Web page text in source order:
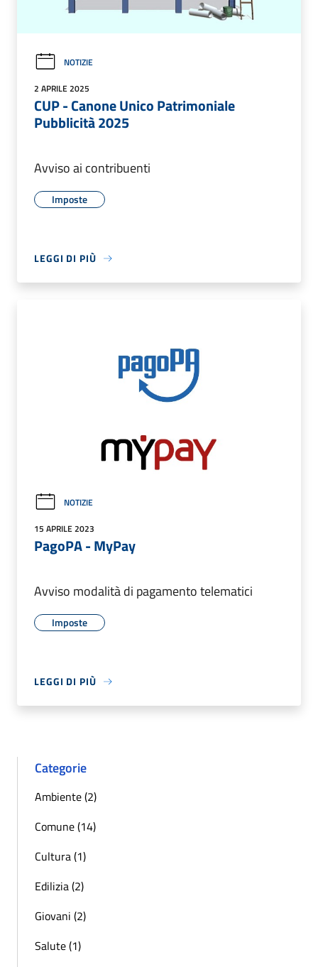
NOTIZIE
2 APRILE 2025
CUP - Canone Unico Patrimoniale
Pubblicità 2025
Avviso ai contribuenti
Imposte
LEGGI DI PIÙ
NOTIZIE
15 APRILE 2023
PagoPA - MyPay
Avviso modalità di pagamento telematici
Imposte
LEGGI DI PIÙ
Categorie
Ambiente (2)
Comune (14)
Cultura (1)
Edilizia (2)
Giovani (2)
Salute (1)